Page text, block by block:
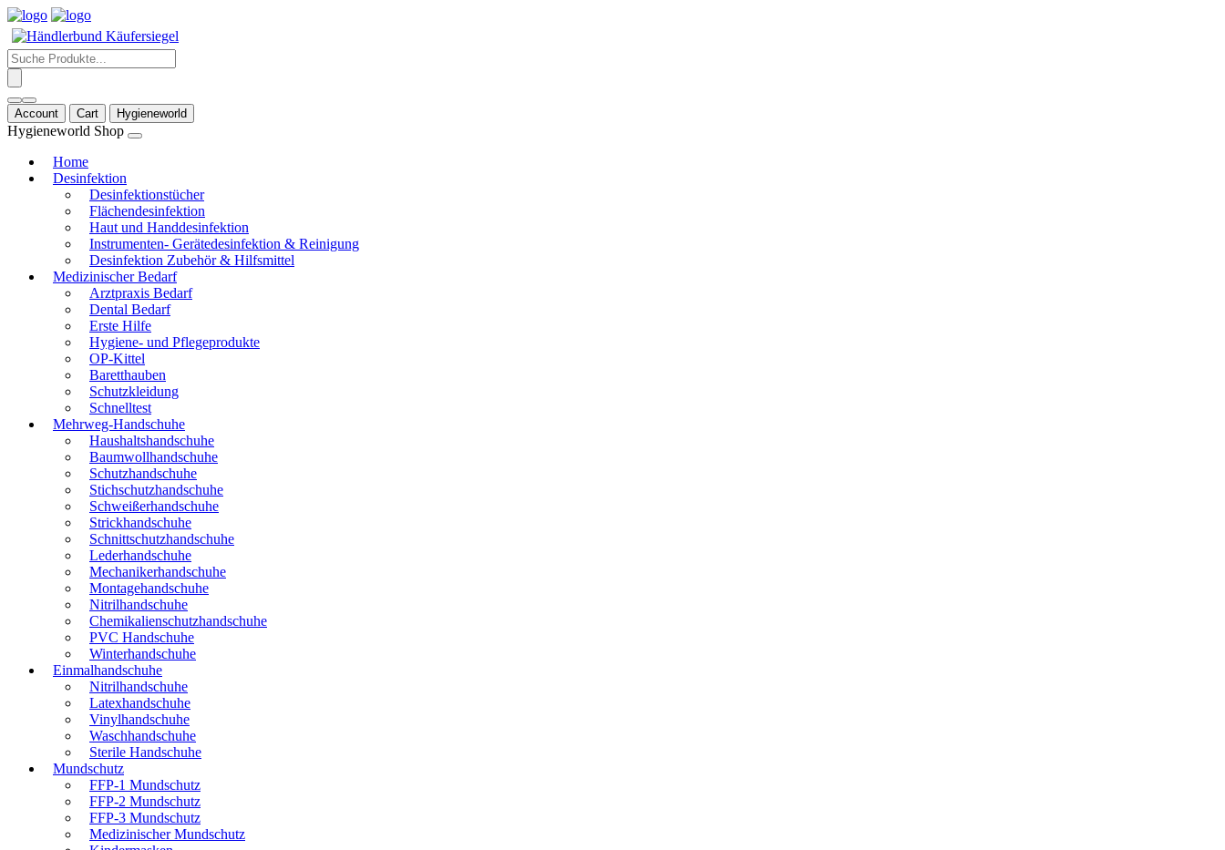
Products
search
Account Cart Hygieneworld
Hygieneworld Shop
Home
Desinfektion
Desinfektionstücher
Flächendesinfektion
Haut und Handdesinfektion
Instrumenten- Gerätedesinfektion & Reinigung
Desinfektion Zubehör & Hilfsmittel
Medizinischer Bedarf
Arztpraxis Bedarf
Dental Bedarf
Erste Hilfe
Hygiene- und Pflegeprodukte
OP-Kittel
Baretthauben
Schutzkleidung
Schnelltest
Mehrweg-Handschuhe
Haushaltshandschuhe
Baumwollhandschuhe
Schutzhandschuhe
Stichschutzhandschuhe
Schweißerhandschuhe
Strickhandschuhe
Schnittschutzhandschuhe
Lederhandschuhe
Mechanikerhandschuhe
Montagehandschuhe
Nitrilhandschuhe
Chemikalienschutzhandschuhe
PVC Handschuhe
Winterhandschuhe
Einmalhandschuhe
Nitrilhandschuhe
Latexhandschuhe
Vinylhandschuhe
Waschhandschuhe
Sterile Handschuhe
Mundschutz
FFP-1 Mundschutz
FFP-2 Mundschutz
FFP-3 Mundschutz
Medizinischer Mundschutz